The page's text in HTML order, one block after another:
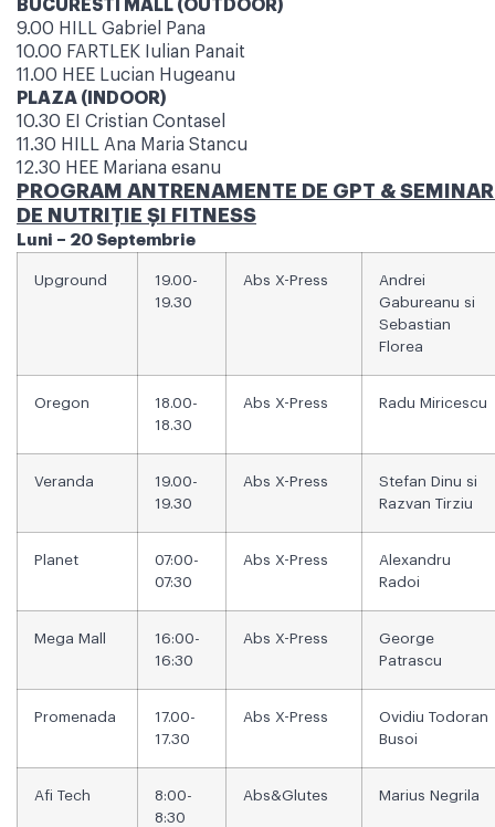
BUCURESTI MALL (OUTDOOR)
9.00 HILL Gabriel Pana
10.00 FARTLEK Iulian Panait
11.00 HEE Lucian Hugeanu
PLAZA (INDOOR)
10.30 EI Cristian Contasel
11.30 HILL Ana Maria Stancu
12.30 HEE Mariana esanu
PROGRAM ANTRENAMENTE DE GPT &
DE NUTRIȚIE ȘI FITNESS
Luni – 20 Septembrie
Upground
19.00-
19.30
Abs X-Press
Andrei
Gabureanu si
Sebastian
Florea
Oregon
18.00-
18.30
Abs X-Press Radu Miricescu
Veranda
19.00-
19.30
Abs X-Press
Stefan Dinu si
Razvan Tirziu
Planet
07:00-
07:30
Abs X-Press
Alexandru
Radoi
Mega Mall
16:00-
16:30
Abs X-Press
George
Patrascu
Promenada
17.00-
17.30
Abs X-Press
Ovidiu Todoran
Busoi
Afi Tech
8:00-
8:30
Abs&Glutes Marius Negrila